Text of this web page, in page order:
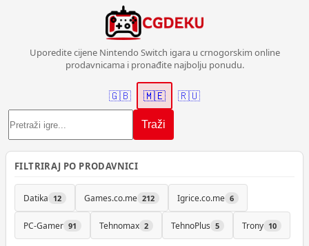
Uporedite cijene Nintendo Switch igara u crnogorskim online
prodavnicama i pronađite najbolju ponudu.
Traži
🇬🇧 🇲🇪 🇷🇺
FILTRIRAJ PO PRODAVNICI
Datika 12 Games.co.me 212 Igrice.co.me 6
PC-Gamer 91 Tehnomax 2 TehnoPlus 5 Trony 10